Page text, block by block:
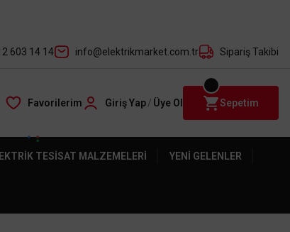
603 14 14 info@elektrikmarket.com.tr Sipariş Takibi
Favorilerim Giriş Yap/ Üye Ol Sepetim
TESISAT MALZEMELERI YENI GELENLER